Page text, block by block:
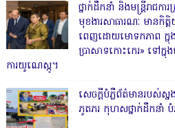
ថ្នាក់ដឹកនាំ និងមន្ត្រីរាជកា
មុខងារសាធារណៈ មានកិត្
ពេញដោយមោទកភាព ក្នុ
ប្រាសាទកោះកេរ» ទៅក្
ការយូណេស្កូ។
សេចក្តីបំភ្លឺព័ត៌មានរបស់ស្ន
ភូតភរ កុហសថ្នាក់ដឹកនាំ បំភ្